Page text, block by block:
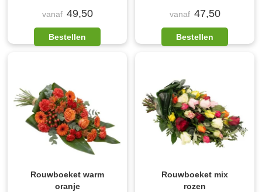
vanaf 49,50
Bestellen
vanaf 47,50
Bestellen
Rouwboeket warm
oranje
Rouwboeket mix
rozen